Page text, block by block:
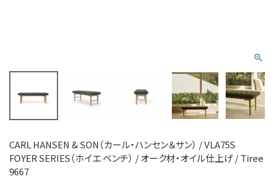
CARL HANSEN & SON（カール・ハンセン＆サン） / VLA75S
FOYER SERIES（ホイエ ベンチ） / オーク材・オイル仕上げ / Tiree
9667